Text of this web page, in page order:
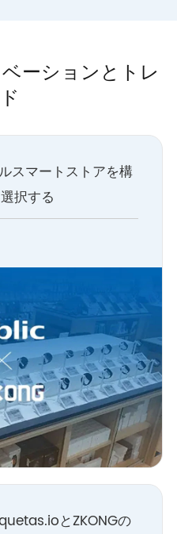
ーションとトレ
スマートストアを構
択する
とZKONGの